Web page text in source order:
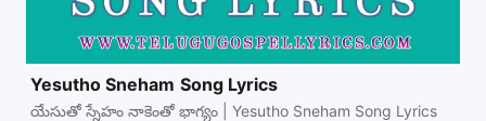
Yesutho Sneham Song Lyrics
యేసుతో స్నేహం నాకెంతో భాగ్యం | Yesutho Sneham Song Lyrics